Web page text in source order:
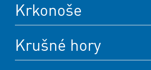
Krkonoše
Krušné hory